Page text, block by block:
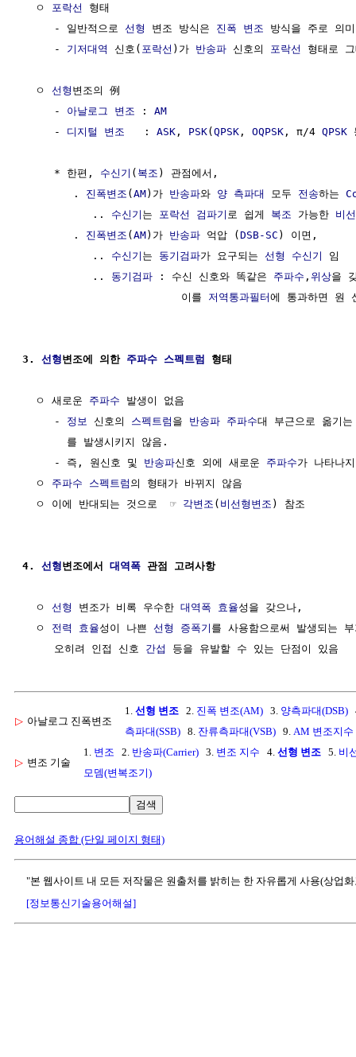
  ㅇ
포락선
형태
     - 일반적으로
선형 변조 방식은 진폭 변조 방식을 주로 의미
     -
기저대역 신호( 포락선 )가 반송파 신호의 포락선 형태로
  ㅇ
선형 변조의 例
     -
아날로그 변조 : AM
     -
디지털 변조
   :
ASK , PSK(QPSK , OQPSK , π/4 QPSK
     * 한편,
수신기 ( 복조 ) 관점에서,
        .
진폭변조 (AM)가 반송파와 양 측파대 모두 전송하는
           ..
수신기 는 포락선 검파기 로 쉽게 복조 가능한 비
        .
진폭변조 (AM)가 반송파 억압 (DSB-SC ) 이면,
           ..
수신기 는 동기검파가 요구되는 선형 수신기
임
           ..
동기검파 : 수신 신호와 똑같은 주파수 , 위상을
                         이를
저역통과필터에 통과하면 원
3. 선형변조에 의한 주파수 스펙트럼 형태
  ㅇ 새로운
주파수 발생이 없음
     -
정보 신호의 스펙트럼 을 반송파 주파수대 부근으로 옮기
       를 발생시키지 않음.
     - 즉, 원신호 및
반송파신호 외에 새로운 주파수가 나타나
  ㅇ
주파수 스펙트럼 의 형태가 바뀌지 않음
  ㅇ 이에 반대되는 것으로  ☞
각변조 ( 비선형변조 ) 참조
4. 선형변조에서 대역폭 관점 고려사항
  ㅇ
선형 변조가 비록 우수한 대역폭 효율성을 갖으나,
  ㅇ
전력 효율성이 나쁜 선형 증폭기 를 사용함으로써 발생되는
     오히려 인접 신호
간섭
▷ 아날로그 진폭변조
1. 선형 변조 2. 진폭 변조(AM) 3. 양측파대(DSB)
측파대(SSB) 8. 잔류측파대(VSB) 9. AM 변조지수
▷ 변조 기술
1. 변조 2. 반송파(Carrier) 3. 변조 지수 4. 선형 변조 5. 비
모뎀(변복조기)
검색
용어해설 종합 (단일 페이지 형태)
"본 웹사이트 내 모든 저작물은 원출처를 밝히는 한 자유롭게 사용(상업
[정보통신기술용어해설]